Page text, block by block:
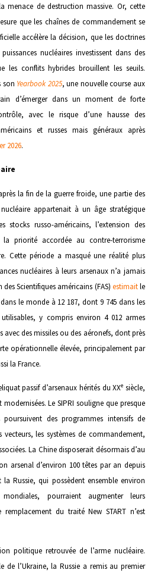
menace de destruction massive. Or, cette
que les chaînes de commandement se
accélère la décision, que les doctrines
nucléaires investissent dans des
les conflits hybrides brouillent les seuils.
son Yearbook 2025, une nouvelle course aux
d’émerger dans un moment de forte
avec le risque d’une hausse des
et russes mais généraux après
2026.
la fin de la guerre froide, une partie des
appartenait à un âge stratégique
russo-américains, l’extension des
priorité accordée au contre-terrorisme
Cette période a masqué une réalité plus
nucléaires à leurs arsenaux n’a jamais
Scientifiques américains (FAS) estimaitle
le monde à 12 187, dont 9 745 dans les
y compris environ 4 012 armes
des missiles ou des aéronefs, dont près
opérationnelle élevée, principalement par
la France.
passif d’arsenaux hérités du XXe siècle,
Le SIPRI souligne que presque
poursuivent des programmes intensifs de
les systèmes de commandement,
La Chine disposerait désormais d’au
arsenal d’environ 100 têtes par an depuis
la Russie, qui possèdent ensemble environ
pourraient augmenter leurs
du traité New START n’est
politique retrouvée de l’arme nucléaire.
de l’Ukraine, la Russie a remis au premier